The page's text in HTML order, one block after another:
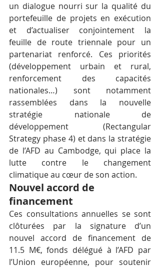
un dialogue nourri sur la qualité du
portefeuille de projets en exécution
et d’actualiser conjointement la
feuille de route triennale pour un
partenariat renforcé. Ces priorités
(développement urbain et rural,
renforcement des capacités
nationales…) sont notamment
rassemblées dans la nouvelle
stratégie nationale de
développement (Rectangular
Strategy phase 4) et dans la stratégie
de l’AFD au Cambodge, qui place la
lutte contre le changement
climatique au cœur de son action.
Nouvel accord de
financement
Ces consultations annuelles se sont
clôturées par la signature d’un
nouvel accord de financement de
11.5 M€, fonds délégué à l’AFD par
l’Union européenne, pour soutenir